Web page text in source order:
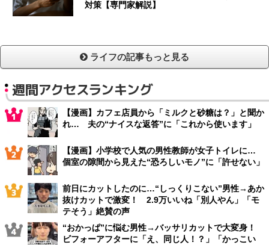
対策【専門家解説】
ライフの記事もっと見る
週間アクセスランキング
【漫画】カフェ店員から「ミルクと砂糖は？」と聞か
れ… 夫の“ナイスな返答”に「これから使います」
【漫画】小学校で人気の男性教師が女子トイレに…
個室の隙間から見えた“恐ろしいモノ”に「許せない」
前日にカットしたのに…“しっくりこない”男性→あか
抜けカットで激変！ 2.9万いいね「別人やん」「モ
テそう」絶賛の声
“おかっぱ”に悩む男性→バッサリカットで大変身！
ビフォーアフターに「え、同じ人！？」「かっこい